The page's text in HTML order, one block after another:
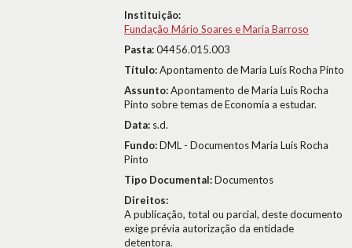
Instituição:
Fundação Mário Soares e Maria Barroso
Pasta:04456.015.003
Título:Apontamento de Maria Luís Rocha Pinto
Assunto:Apontamento de Maria Luís Rocha
Pinto sobre temas de Economia a estudar.
Data: s.d.
Fundo:DML - Documentos Maria Luís Rocha
Pinto
Tipo Documental:Documentos
Direitos:
A publicação, total ou parcial, deste documento
exige prévia autorização da entidade
detentora.